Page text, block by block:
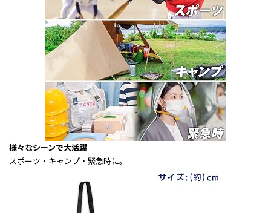
様々なシーンで大活躍
スポーツ・キャンプ・緊急時に。